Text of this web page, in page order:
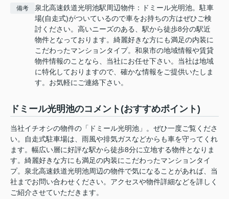
備考
泉北高速鉄道光明池駅周辺物件：ドミール光明池。駐車
場(自走式)がついているので車をお持ちの方はぜひご検
討ください。高いニーズのある、駅から徒歩8分の駅近
物件となっております。綺麗好きな方にも満足の内装に
こだわったマンションタイプ。和泉市の地域情報や賃貸
物件情報のことなら、当社にお任せ下さい。当社は地域
に特化しておりますので、確かな情報をご提供いたしま
す。お気軽にご連絡下さい。
ドミール光明池のコメント(おすすめポイント)
当社イチオシの物件の「ドミール光明池」。ぜひ一度ご覧くださ
い。自走式駐車場は、雨風や排気ガスなどからも車を守ってくれ
ます。幅広い層に好評な駅から徒歩8分に立地する物件となりま
す。綺麗好きな方にも満足の内装にこだわったマンションタイ
プ。泉北高速鉄道光明池周辺の物件で気になることがあれば、当
社までお問い合わせください。アクセスや物件詳細などを詳しく
ご紹介させていただきます。